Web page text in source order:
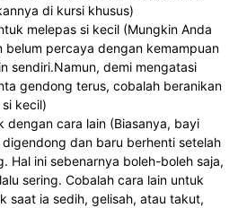
di kursi khusus)
melepas si kecil (Mungkin Anda
belum percaya dengan kemampuan
sendiri.Namun, demi mengatasi
gendong terus, cobalah beranikan
kecil)
dengan cara lain (Biasanya, bayi
dan baru berhenti setelah
Hal ini sebenarnya boleh-boleh saja,
sering. Cobalah cara lain untuk
saat ia sedih, gelisah, atau takut,